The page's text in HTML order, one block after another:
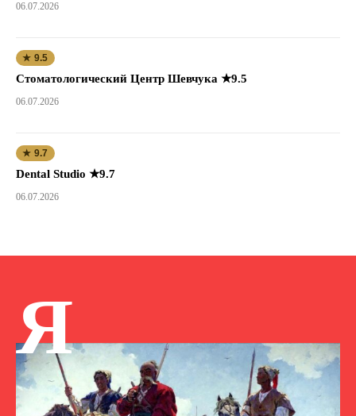
06.07.2026
★ 9.5
Стоматологический Центр Шевчука ★9.5
06.07.2026
★ 9.7
Dental Studio ★9.7
06.07.2026
Я